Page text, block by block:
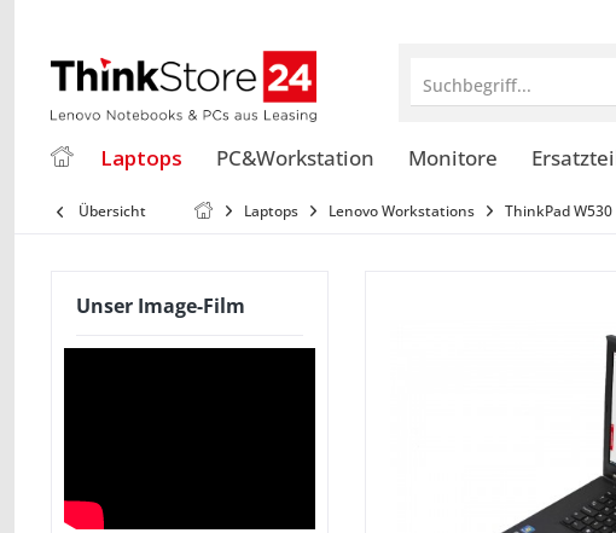
Suchbegriff...
Laptops PC&Workstation Monitore
Übersicht Laptops Lenovo Workstations ThinkPad W530
Unser Image-Film